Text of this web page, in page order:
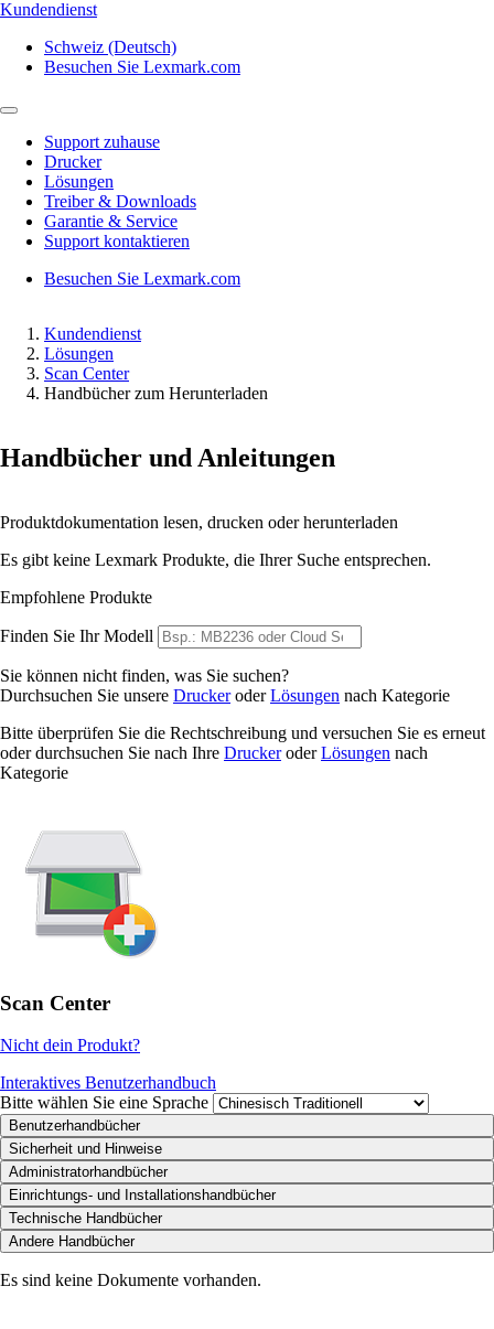
Kundendienst
Schweiz (Deutsch)
Besuchen Sie Lexmark.com
Support zuhause
Drucker
Lösungen
Treiber & Downloads
Garantie & Service
Support kontaktieren
Besuchen Sie Lexmark.com
Kundendienst
Lösungen
Scan Center
Handbücher zum Herunterladen
Handbücher und Anleitungen
Produktdokumentation lesen, drucken oder herunterladen
Es gibt keine Lexmark Produkte, die Ihrer Suche entsprechen.
Empfohlene Produkte
Finden Sie Ihr Modell
Sie können nicht finden, was Sie suchen?
Durchsuchen Sie unsere DruckeroderLösungen nach Kategorie
Bitte überprüfen Sie die Rechtschreibung und versuchen Sie es erneut
oder durchsuchen Sie nach Ihre DruckeroderLösungen nach
Kategorie
Scan Center
Nicht dein Produkt?
Interaktives Benutzerhandbuch
Bitte wählen Sie eine Sprache
Benutzerhandbücher
Sicherheit und Hinweise
Administratorhandbücher
Einrichtungs- und Installationshandbücher
Technische Handbücher
Andere Handbücher
Es sind keine Dokumente vorhanden.